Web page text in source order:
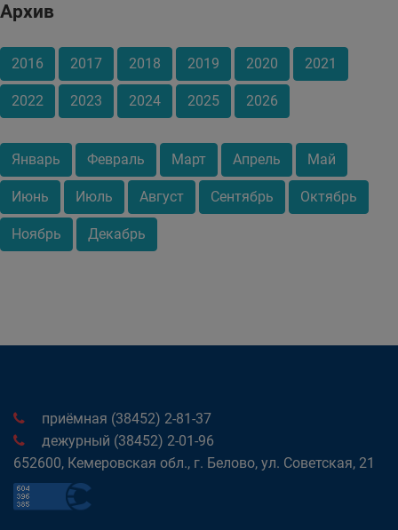
Архив
2016 2017 2018 2019 2020 2021
2022 2023 2024 2025 2026
Январь Февраль Март Апрель Май
Июнь Июль Август Сентябрь Октябрь
Ноябрь Декабрь
приёмная (38452) 2-81-37
дежурный (38452) 2-01-96
652600, Кемеровская обл., г. Белово, ул. Советская, 21